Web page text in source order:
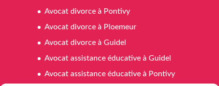
Avocat divorce à Pontivy
Avocat divorce à Ploemeur
Avocat divorce à Guidel
Avocat assistance éducative à Guidel
Avocat assistance éducative à Pontivy